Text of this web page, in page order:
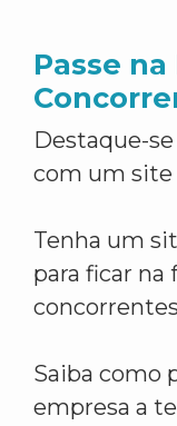
Passe
Destaque-
com um site
Tenha um
para ficar na
Saiba como
empresa a